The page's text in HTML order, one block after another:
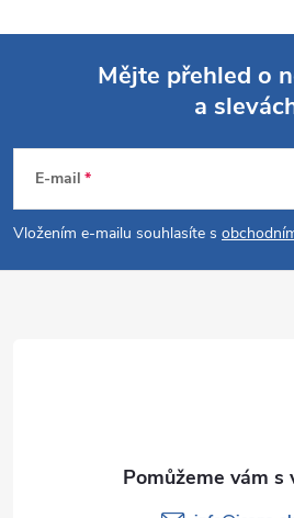
p
a
Mějte přehled o
a
E-mail
Vložením e-mailu souhlasíte s